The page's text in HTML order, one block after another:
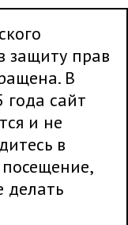
защиту прав
В
года сайт
и не
в
делать